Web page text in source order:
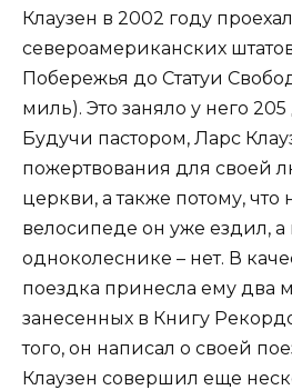
Клаузен в 2002 году
североамериканских
Побережья до Статуи
миль). Это заняло у него
Будучи пастором, Ларс
пожертвования для своей
церкви, а также потому, что
велосипеде он уже ездил, а
одноколеснике – нет. В
поездка принесла ему два
занесенных в Книгу
того, он написал о своей
Клаузен совершил еще